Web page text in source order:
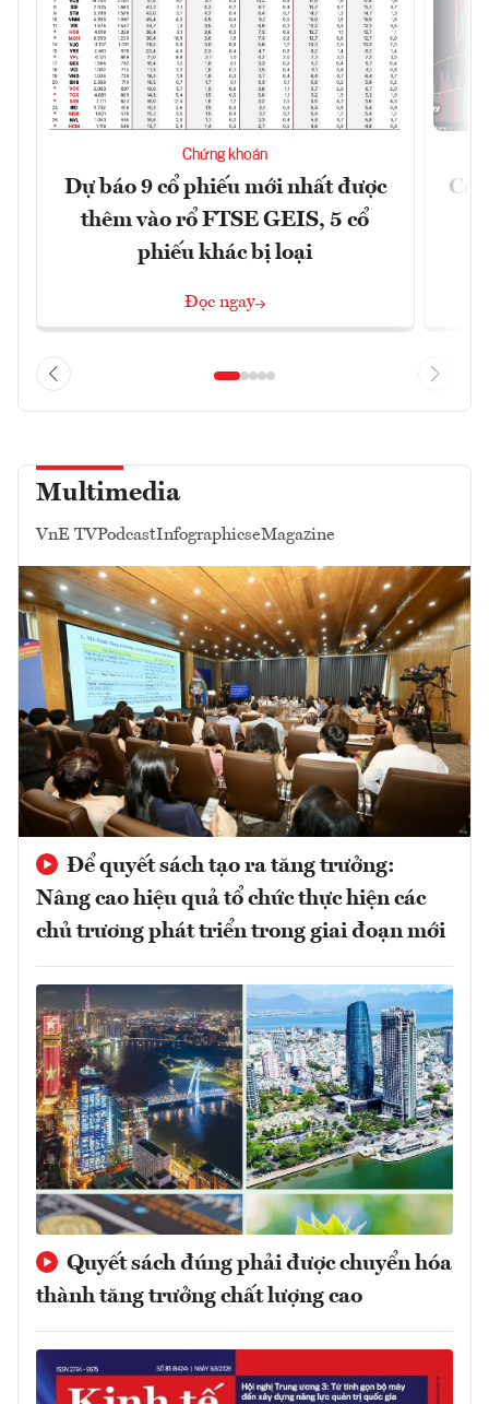
Chứng khoán
Dự báo 9 cổ phiếu mới nhất được
thêm vào rổ FTSE GEIS, 5 cổ
phiếu khác bị loại
Đọc ngay
Có
Multimedia
VnE TVPodcastInfographicseMagazine
Để quyết sách tạo ra tăng trưởng:
Nâng cao hiệu quả tổ chức thực hiện các
chủ trương phát triển trong giai đoạn mới
Quyết sách đúng phải được chuyển hóa
thành tăng trưởng chất lượng cao